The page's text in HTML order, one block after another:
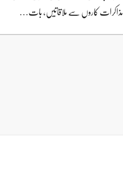
مذاکرات کاروں سے ملاقاتیں، بات…